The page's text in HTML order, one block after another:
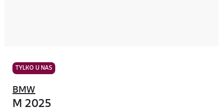
TYLKO U NAS
BMW
M 2025